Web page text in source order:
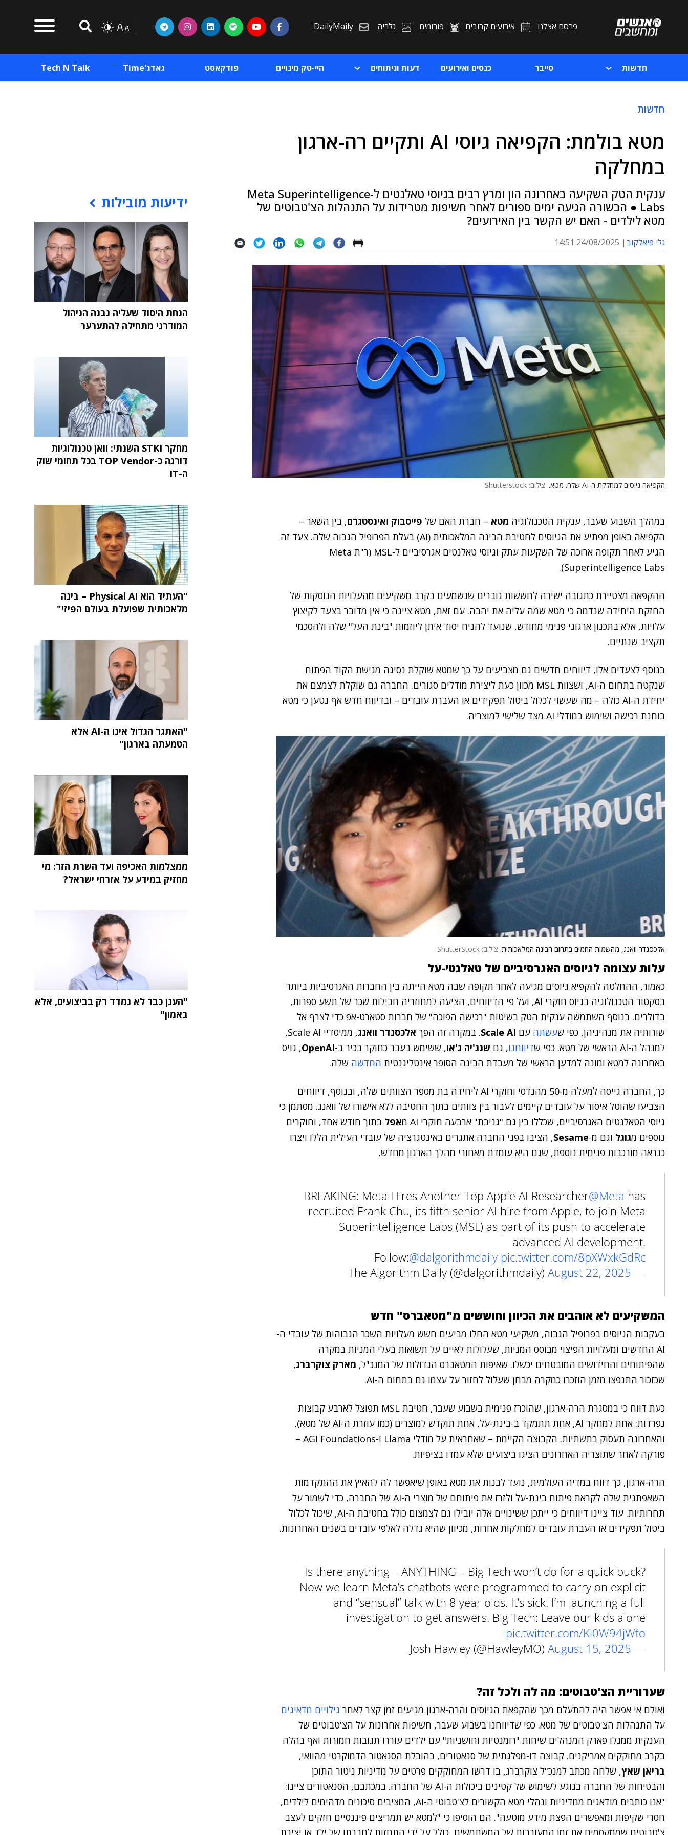
פרסם אצלנו אירועים קרובים פורומים גלריה DailyMaily
חדשות סייבר כנסים ואירועים דעות וניתוחים היי-טק מינויים פודקאסט גאדג'Time Tech N Talk
חדשות
מטא בולמת: הקפיאה גיוסי AI ותקיים רה-ארגון
במחלקה
ענקית הטק השקיעה באחרונה הון ומרץ רבים בגיוסי טאלנטים ל-Meta Superintelligence
Labs ● הבשורה הגיעה ימים ספורים לאחר חשיפות מטרידות על התנהלות הצ'טבוטים של
מטא לילדים - האם יש הקשר בין האירועים?
גלי פיאלקוב 24/08/2025 14:51
הקפיאה גיוסים למחלקת ה-AI שלה. מטא. צילום: Shutterstock
במהלך השבוע שעבר, ענקית הטכנולוגיה מטא – חברת האם של פייסבוק ואינסטגרם, בין השאר –
הקפיאה באופן מפתיע את הגיוסים לחטיבת הבינה המלאכותית (AI) בעלת הפרופיל הגבוה שלה. צעד זה
הגיע לאחר תקופה ארוכה של השקעות עתק וגיוסי טאלנטים אגרסיביים ל-MSL (ר"ת Meta
Superintelligence Labs).
ההקפאה מצטיירת כתגובה ישירה לחששות גוברים שנשמעים בקרב משקיעים מהעלויות הנוסקות של
החזקת היחידה שנדמה כי מטא שמה עליה את יהבה. עם זאת, מטא ציינה כי אין מדובר בצעד לקיצוץ
עלויות, אלא בתכנון ארגוני פנימי מחודש, שנועד להניח יסוד איתן ליוזמות "בינת העל" שלה ולהסכמי
תקציב שנתיים.
בנוסף לצעדים אלו, דיווחים חדשים גם מצביעים על כך שמטא שוקלת נסיגה מגישת הקוד הפתוח
שנקטה בתחום ה-AI, ושצוות MSL מכוון כעת ליצירת מודלים סגורים. החברה גם שוקלת לצמצם את
יחידת ה-AI כולה – מה שעשוי לכלול ביטול תפקידים או העברת עובדים – ובדיווח חדש אף נטען כי מטא
בוחנת רכישה ושימוש במודלי AI מצד שלישי למוצריה.
אלכסנדר וואנג, מהשמות החמים בתחום הבינה המלאכותית. צילום: ShutterStock
עלות עצומה לגיוסים האגרסיביים של טאלנטי-על
כאמור, ההחלטה להקפיא גיוסים מגיעה לאחר תקופה שבה מטא הייתה בין החברות האגרסיביות ביותר
בסקטור הטכנולוגיה בגיוס חוקרי AI, ועל פי הדיווחים, הציעה למחוזריה חבילות שכר של תשע ספרות,
בדולרים. בנוסף השתמשה ענקית הטק בשיטות "רכישה הפוכה" של חברות סטארט-אפ כדי לצרף אל
שורותיה את מנהיגיהן, כפי שעשתה עם Scale AI. במקרה זה הפך אלכסנדר וואנג
, ממיסדיי Scale AI,
למנהל ה-AI הראשי של מטא. כפי ש
דיווחנו, גם שנג'יה ג'או, ששימש בעבר כחוקר בכיר ב-OpenAI, גויס
באחרונה למטא ומונה למדען הראשי של מעבדת הבינה הסופר אינטליגנטית החדשה שלה.
כך, החברה גייסה למעלה מ-50 מהנדסי וחוקרי AI ליחידה בת מספר הצוותים שלה, ובנוסף, דיווחים
הצביעו שהוטל איסור על עובדים קיימים לעבור בין צוותים בתוך החטיבה ללא אישורו של וואנג. מסתמן כי
גיוסי הטאלנטים האגרסיביים, שכללו בין גם "גניבת" ארבעה חוקרי AI מ
אפל בתוך חודש אחד, וחוקרים
נוספים מגוגל וגם מ-Sesame, הציבו בפני החברה אתגרים באינטגרציה של עובדי העילית הללו ויצרו
כנראה מורכבות פנימית נוספת, שגם היא עומדת מאחורי מהלך הארגון מחדש.
BREAKING: Meta Hires Another Top Apple AI Researcher@Meta has
recruited Frank Chu, its fifth senior AI hire from Apple, to join Meta
Superintelligence Labs (MSL) as part of its push to accelerate
advanced AI development.
Follow:@dalgorithmdaily pic.twitter.com/8pXWxkGdRc
— The Algorithm Daily (@dalgorithmdaily)
August 22, 2025
המשקיעים לא אוהבים את הכיוון וחוששים מ"מטאברס" חדש
בעקבות הגיוסים בפרופיל הגבוה, משקיעי מטא החלו מביעים חשש מעלויות השכר הגבוהות של עובדי ה-
AI החדשים ומעלויות הפיצוי מבוסס המניות, שעלולות לאיים על תשואות בעלי המניות במקרה
שהפיתוחים והחידושים המובטחים יכשלו. שאיפות המטאברס הגדולות של המנכ"ל, מארק צוקרברג,
שכזכור התנפצו מזמן הוזכרו כמקרה מבחן שעלול לחזור על עצמו גם בתחום ה-AI.
כעת דווח כי במסגרת הרה-ארגון, שהוכרז פנימית בשבוע שעבר, חטיבת MSL תפוצל לארבע קבוצות
נפרדות: אחת למחקר AI, אחת תתמקד ב-בינת-על, אחת תוקדש למוצרים (כמו עוזרת ה-AI של מטא),
והאחרונה תעסוק בתשתיות. הקבוצה הקיימת – שאחראית על מודלי Llama ו-AGI Foundations –
פורקה לאחר שתוצריה האחרונים הציגו ביצועים שלא עמדו בציפיות.
הרה-ארגון, כך דווח במדיה העולמית, נועד לבנות את מטא באופן שיאפשר לה להאיץ את ההתקדמות
השאפתנית שלה לקראת פיתוח בינת-על ולזרז את פיתוחם של מוצרי ה-AI של החברה, כדי לשמור על
תחרותיות. עוד ציינו דיווחים כי ייתכן ששינויים אלה יובילו גם לצמצום כולל בחטיבת ה-AI, שיכול לכלול
ביטול תפקידים או העברת עובדים למחלקות אחרות, מכיוון שהיא גדלה לאלפי עובדים בשנים האחרונות.
Is there anything – ANYTHING – Big Tech won’t do for a quick buck?
Now we learn Meta’s chatbots were programmed to carry on explicit
and “sensual” talk with 8 year olds. It’s sick. I’m launching a full
investigation to get answers. Big Tech: Leave our kids alone
pic.twitter.com/Ki0W94jWfo
— Josh Hawley (@HawleyMO)
August 15, 2025
שערוריית הצ'טבוטים: מה לה ולכל זה?
ואולם אי אפשר היה להתעלם מכך שהקפאת הגיוסים והרה-ארגון מגיעים זמן קצר לאחר גילויים מדאיגים
על התנהלות הצ'טבוטים של מטא. כפי שדיווחנו בשבוע שעבר, חשיפות אחרונות על הצ'טבוטים של
הענקית ממנלו פארק המנהלים שיחות "רומנטיות וחושניות" עם ילדים עוררו תגובות חמורות ואף בהלה
בקרב מחוקקים אמריקנים. קבוצה דו-מפלגתית של סנאטורים, בהובלת הסנאטור הדמוקרטי מהוואי,
בריאן שאץ, שלחה מכתב למנכ"ל צוקרברג, בו דרשו המחוקקים פרטים על מדיניות ניטור התוכן
והבטיחות של החברה בנוגע לשימוש של קטינים ביכולות ה-AI של החברה. במכתבם, הסנאטורים ציינו:
"אנו כותבים מודאגים ממדיניות ונהלי מטא הקשורים לצ'טבוטי ה-AI, המציבים סיכונים מדהימים לילדים,
חסרי שקיפות ומאפשרים הפצת מידע מוטעה". הם הוסיפו כי "למטא יש תמריצים פיננסיים חזקים לעצב
ידיעות מובילות
הנחת היסוד שעליה נבנה הניהול
המודרני מתחילה להתערער
מחקר STKI השנתי: וואן טכנולוגיות
דורגה כ-TOP Vendor בכל תחומי שוק
ה-IT
"העתיד הוא Physical AI – בינה
מלאכותית שפועלת בעולם הפיזי"
"האתגר הגדול אינו ה-AI אלא
הטמעתה בארגון"
ממצלמות האכיפה ועד השרת הזר: מי
מחזיק במידע על אזרחי ישראל?
"הענן כבר לא נמדד רק בביצועים, אלא
באמון"